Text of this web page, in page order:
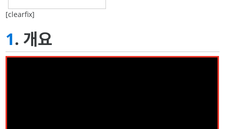
[clearfix]
1. 개요